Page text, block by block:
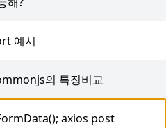
예시
의 특징비교
axios post